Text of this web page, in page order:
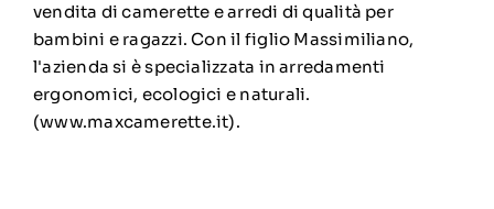
vendita di camerette e arredi di qualità per
bambini e ragazzi. Con il figlio Massimiliano,
l'azienda si è specializzata in arredamenti
ergonomici, ecologici e naturali.
(www.maxcamerette.it).